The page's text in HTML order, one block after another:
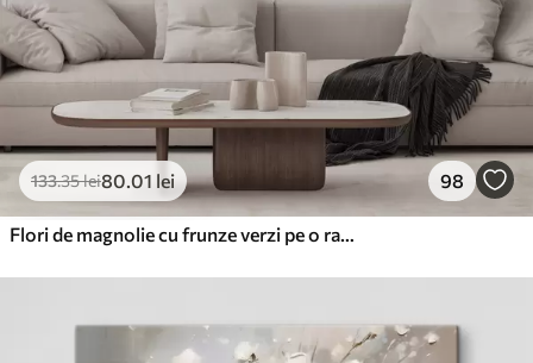
133.35lei80.01 lei 98
Flori de magnolie cu frunze verzi pe o ramură, stil texturat impasto, paletă de culori moi